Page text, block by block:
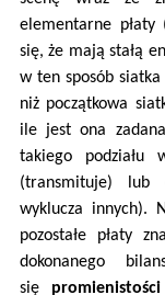
elementarne płaty
się, że mają stałą
w ten sposób siatka
niż początkowa
ile jest ona
takiego podziału
(transmituje) lub
wyklucza innych).
pozostałe płaty
dokonanego
się